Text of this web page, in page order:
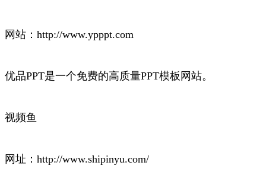
网站：http://www.ypppt.com
优品PPT是一个免费的高质量PPT模板网站。
视频鱼
网址：http://www.shipinyu.com/